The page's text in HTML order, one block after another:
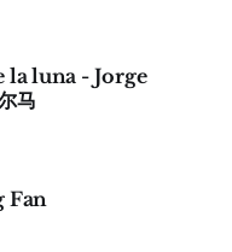
luna - Jorge
马
Fan